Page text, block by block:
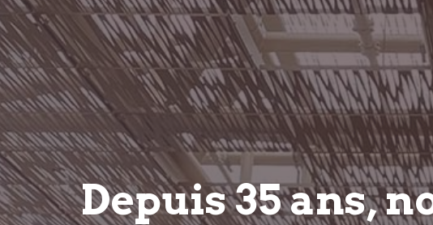
Depuis 35 ans,